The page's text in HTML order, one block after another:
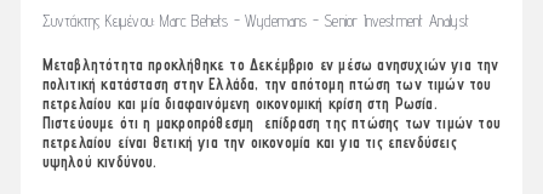
Συντάκτης Κειμένου: Marc Behets - Wydemans - Senior Investment Analyst
Μεταβλητότητα προκλήθηκε το Δεκέμβριο εν μέσω ανησυχιών για την
πολιτική κατάσταση στην Ελλάδα, την απότομη πτώση των τιμών του
πετρελαίου και μία διαφαινόμενη οικονομική κρίση στη Ρωσία.
Πιστεύουμε ότι η μακροπρόθεσμη επίδραση της πτώσης των τιμών του
πετρελαίου είναι θετική για την οικονομία και για τις επενδύσεις
υψηλού κινδύνου.